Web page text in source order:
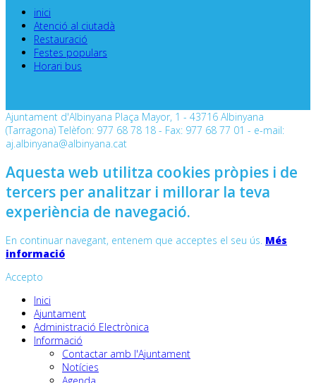
inici
Atenció al ciutadà
Restauració
Festes populars
Horari bus
Ajuntament d'Albinyana Plaça Mayor, 1 - 43716 Albinyana
(Tarragona) Telèfon: 977 68 78 18 - Fax: 977 68 77 01 - e-mail:
aj.albinyana@albinyana.cat
Aquesta web utilitza cookies pròpies i de
tercers per analitzar i millorar la teva
experiència de navegació.
En continuar navegant, entenem que acceptes el seu ús. Més
informació
Accepto
Inici
Ajuntament
Administració Electrònica
Informació
Contactar amb l'Ajuntament
Notícies